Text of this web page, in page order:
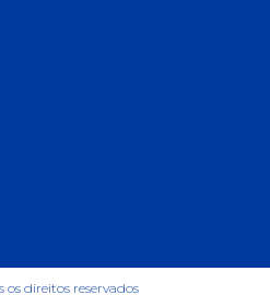
os direitos reservados